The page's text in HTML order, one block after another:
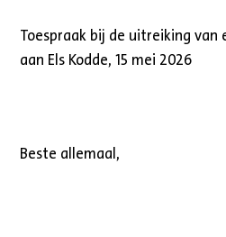
Toespraak bij de uitreiking van
aan Els Kodde, 15 mei 2026
Beste allemaal,